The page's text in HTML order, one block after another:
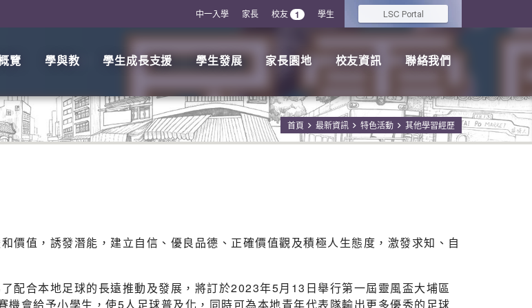
中一入學 家長 校友 1 學生 LSC Portal
覽 學與教 學生成長支援 學生發展 家長園地 校友資訊 聯絡我們
首頁 最新資訊 特色活動 其他學習經歷
價值，誘發潛能，建立自信、優良品德、正確價值觀及積極人生態度，激發求知、自
配合本地足球的長遠推動及發展，將訂於2023年5月13日舉行第一屆靈風盃大埔區
會給予小學生，使5人足球普及化，同時可為本地青年代表隊輸出更多優秀的足球